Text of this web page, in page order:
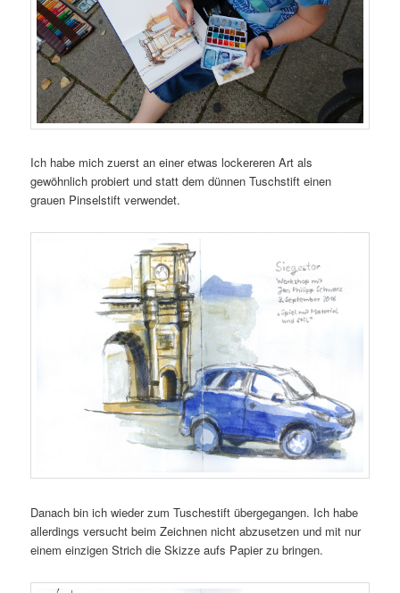
Ich habe mich zuerst an einer etwas lockereren Art als
gewöhnlich probiert und statt dem dünnen Tuschstift einen
grauen Pinselstift verwendet.
Danach bin ich wieder zum Tuschestift übergegangen. Ich habe
allerdings versucht beim Zeichnen nicht abzusetzen und mit nur
einem einzigen Strich die Skizze aufs Papier zu bringen.